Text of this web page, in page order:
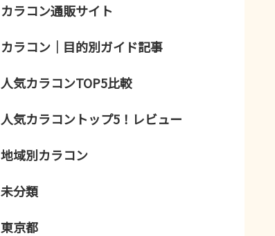
カラコン通販サイト
カラコン｜目的別ガイド記事
人気カラコンTOP5比較
人気カラコントップ5！レビュー
地域別カラコン
未分類
東京都